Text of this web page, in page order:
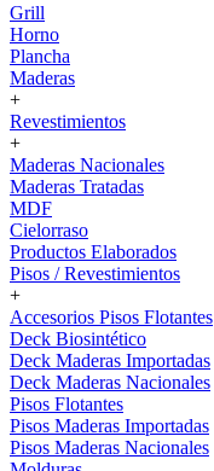
Grill
Horno
Plancha
Maderas
+
Revestimientos
+
Maderas Nacionales
Maderas Tratadas
MDF
Cielorraso
Productos Elaborados
Pisos / Revestimientos
+
Accesorios Pisos Flotantes
Deck Biosintético
Deck Maderas Importadas
Deck Maderas Nacionales
Pisos Flotantes
Pisos Maderas Importadas
Pisos Maderas Nacionales